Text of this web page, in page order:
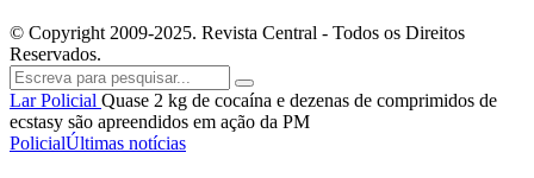
© Copyright 2009-2025. Revista Central - Todos os Direitos
Reservados.
LarPolicial Quase 2 kg de cocaína e dezenas de comprimidos de
ecstasy são apreendidos em ação da PM
PolicialÚltimas notícias